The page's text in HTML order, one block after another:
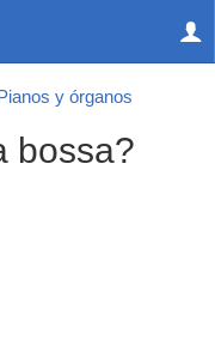
Pianos y órganos
bossa?